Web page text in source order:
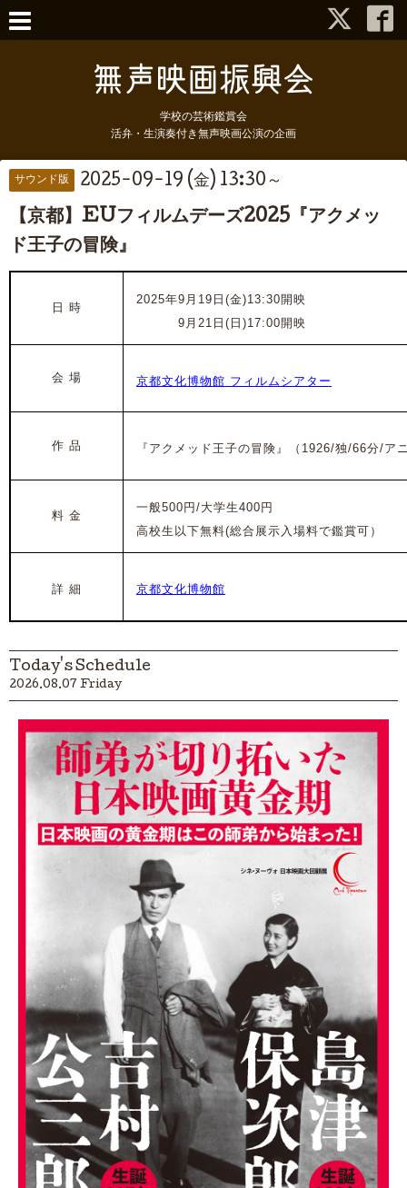
学校の芸術鑑賞会
活弁・生演奏付き無声映画公演の企画
サウンド版 2025-09-19 (金) 13:30～
【京都】EUフィルムデーズ2025『アクメッ
ド王子の冒険』
日 時
2025年9月19日(金)13:30開映
9月21日(日)17:00開映
会 場 京都文化博物館 フィルムシアター
作 品 『アクメッド王子の冒険』（1926/独/66分/ア
料 金
一般500円/大学生400円
高校生以下無料(総合展示入場料で鑑賞可）
詳 細 京都文化博物館
Today's Schedule
2026.08.07 Friday